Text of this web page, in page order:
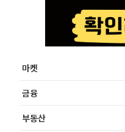
마켓
금융
부동산